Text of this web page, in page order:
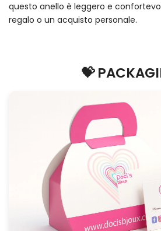
questo anello è leggero e
regalo o un acquisto personale.
💝